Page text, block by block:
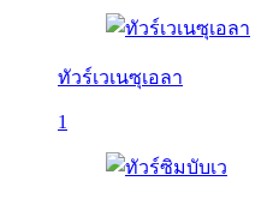
ทัวร์เวเนซุเอลา
1